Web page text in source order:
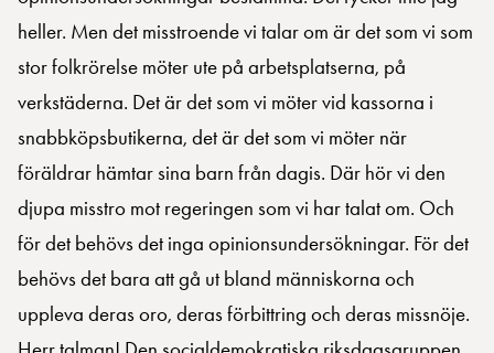
heller. Men det misstroende vi talar om är det som vi som
stor folkrörelse möter ute på arbetsplatserna, på
verkstäderna. Det är det som vi möter vid kassorna i
snabbköpsbutikerna, det är det som vi möter när
föräldrar hämtar sina barn från dagis. Där hör vi den
djupa misstro mot regeringen som vi har talat om. Och
för det behövs det inga opinionsundersökningar. För det
behövs det bara att gå ut bland människorna och
uppleva deras oro, deras förbittring och deras missnöje.